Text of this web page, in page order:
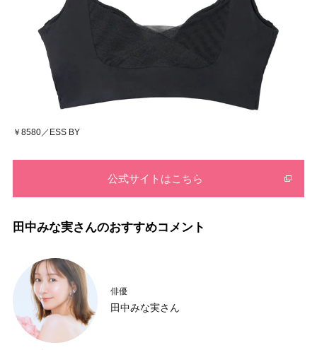
￥8580／ESS BY
公式サイトはこちら
田中みな実さんのおすすめコメント
俳優
田中みな実さん